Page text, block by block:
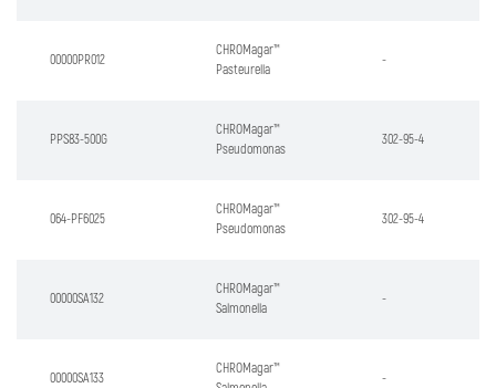
00000PR012
CHROMagar™
Pasteurella
-
PPS83-500G
CHROMagar™
Pseudomonas
302-95-4
064-PF6025
CHROMagar™
Pseudomonas
302-95-4
00000SA132
CHROMagar™
Salmonella
-
00000SA133
CHROMagar™
-